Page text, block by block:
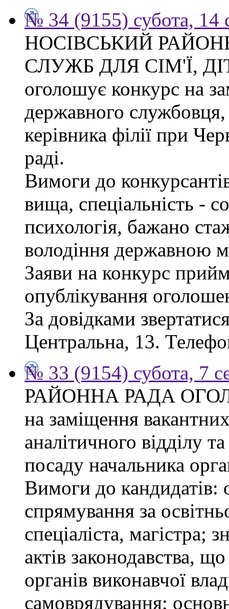
№ 34 (9155) субота, 14
НОСІВСЬКИЙ
СЛУЖБ ДЛЯ СІМ'Ї,
оголошує конкурс на
державного службовця,
керівника філії при
раді.
Вимоги до
вища, спеціальність -
психологія, бажано
володіння державною
Заяви на конкурс
опублікування
За довідками
Центральна, 13.
№ 33 (9154) субота, 7
РАЙОННА РАДА
на заміщення
аналітичного відділу
посаду начальника
Вимоги до кандидатів:
спрямування за
спеціаліста, магістра;
актів законодавства,
органів виконавчої
самоврядування;